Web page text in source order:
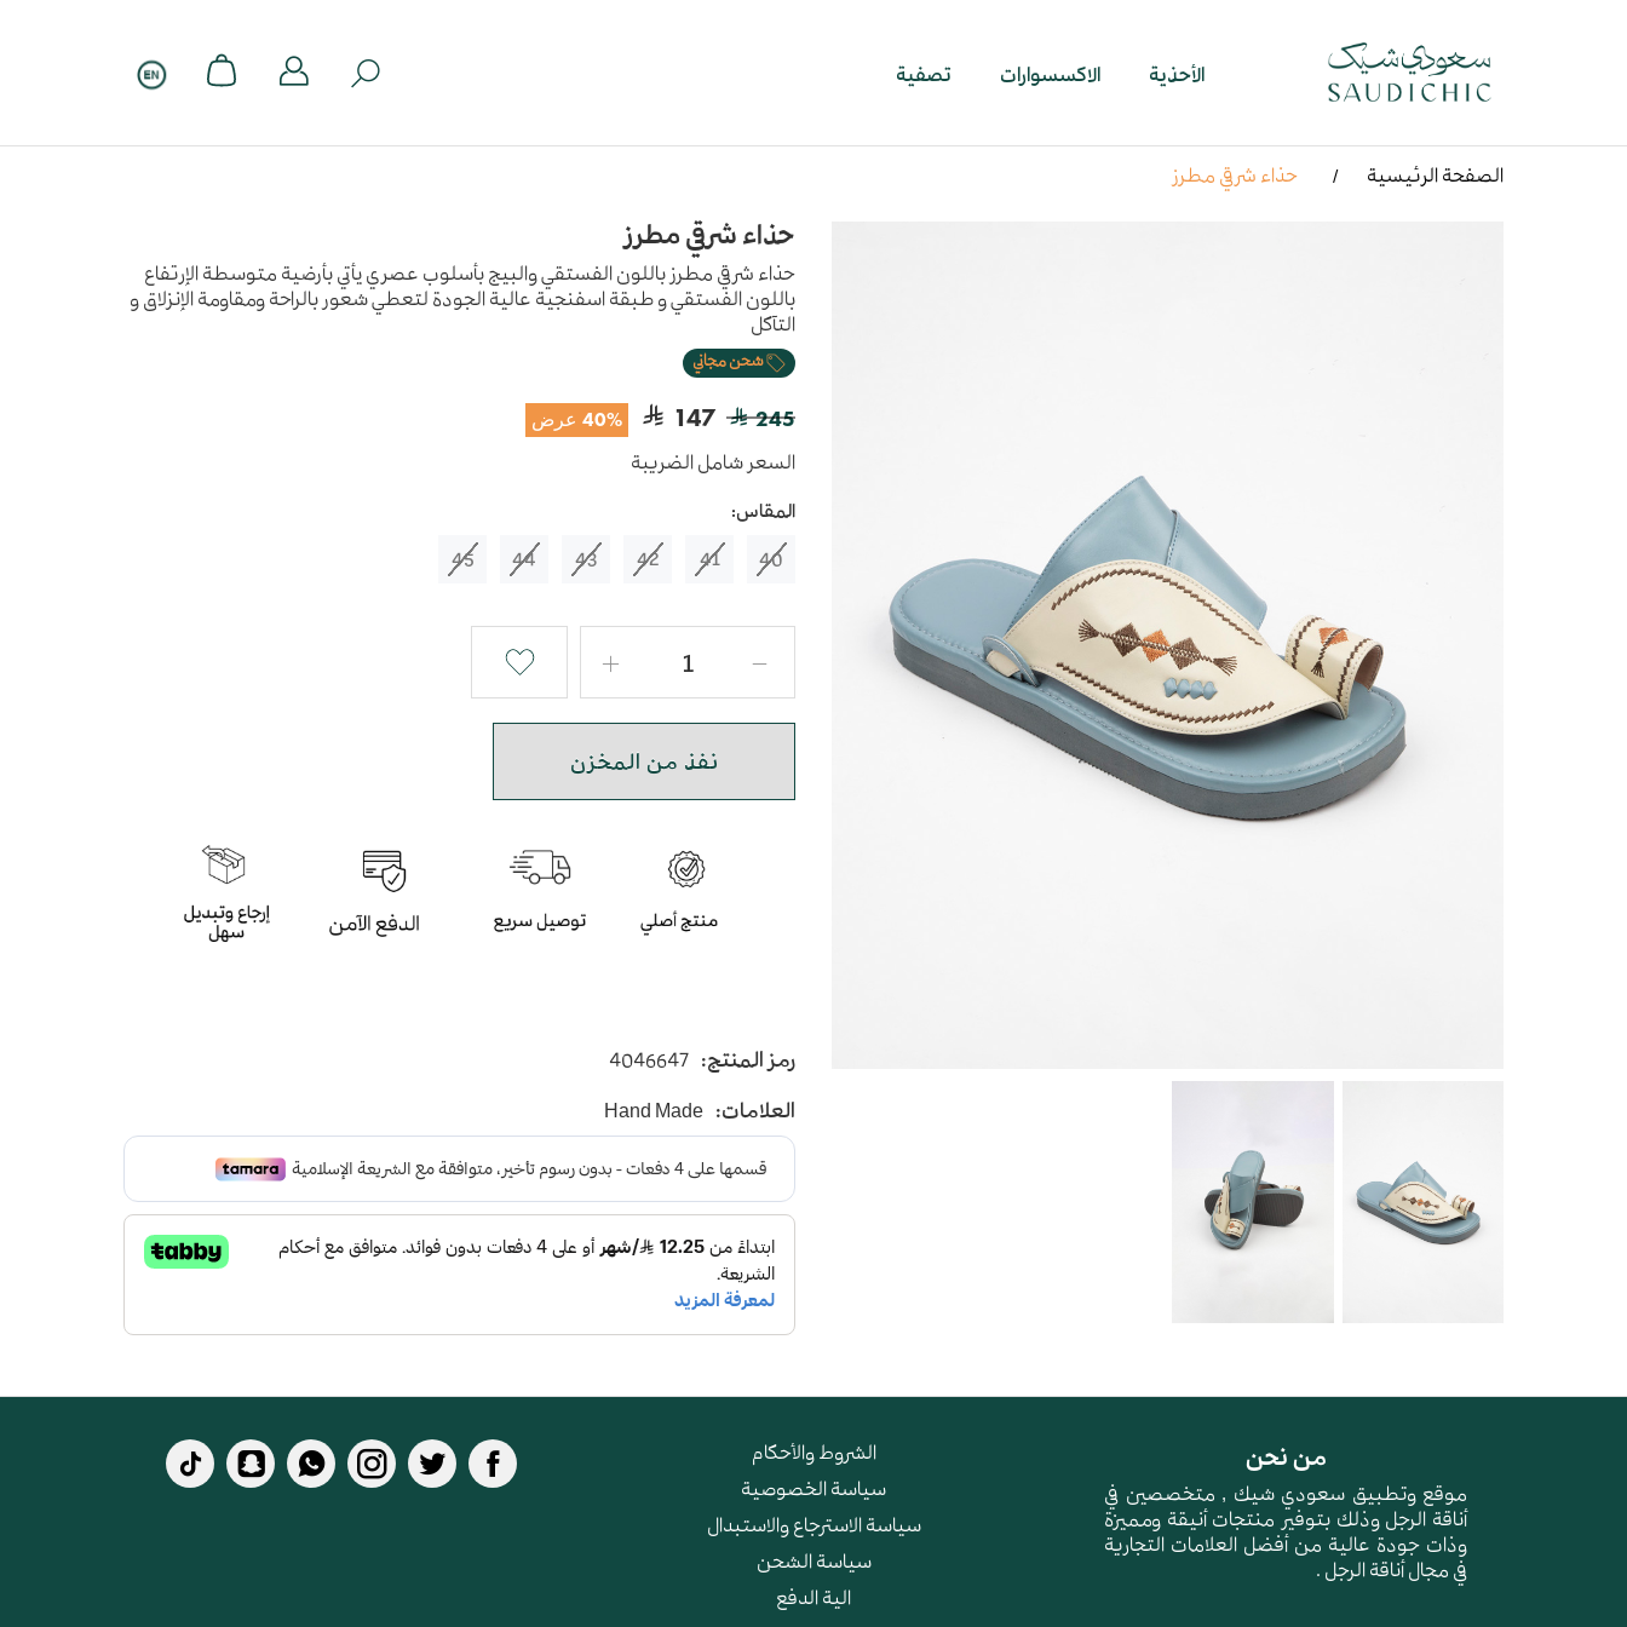
الأحذية الاكسسوارات تصفية
الصفحة الرئيسية حذاء شرقي مطرز
حذاء شرقي مطرز
حذاء شرقي مطرز باللون الفستقي والبيج بأسلوب عصري يأتي بأرضية متوسطة الإرتفاع
باللون الفستقي و طبقة اسفنجية عالية الجودة لتعطي شعور بالراحة ومقاومة الإنزلاق و
التآكل
شحن مجاني
245
147 40% عرض
السعر شامل الضريبة
المقاس:
40
41
42
43
44
45
نفذ من المخزن
رمز المنتج: 4046647
العلامات: Hand Made
من نحن
موقع وتطبيق سعودي شيك , متخصصين في
أناقة الرجل وذلك بتوفير منتجات أنيقة ومميزة
وذات جودة عالية من أفضل العلامات التجارية
في مجال أناقة الرجل .
الشروط والأحكام
سياسة الخصوصية
سياسة الاسترجاع والاستبدال
سياسة الشحن
الية الدفع